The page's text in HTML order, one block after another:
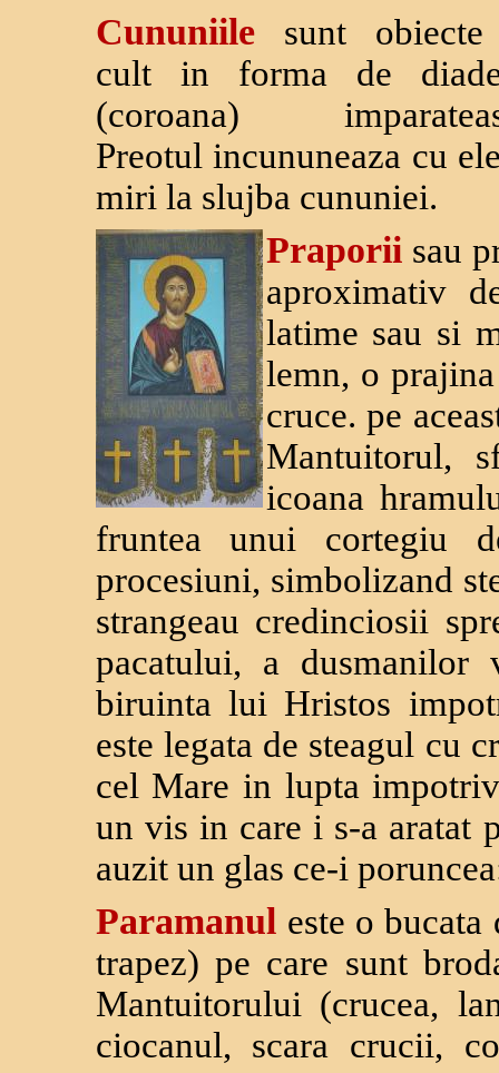
Cununiile sunt
cult in forma de
(coroana)
Preotul incununeaza cu
miri la slujba cununiei.
Praporii sau
aproximativ
latime sau si
lemn, o
cruce. pe
Mantuitorul,
icoana
fruntea unui cortegiu
procesiuni, simbolizand
strangeau credinciosii
pacatului, a dusmanilor
biruinta lui Hristos
este legata de steagul cu
cel Mare in lupta
un vis in care i s-a aratat
auzit un glas ce-i
Paramanul este o
trapez) pe care sunt
Mantuitorului (crucea,
ciocanul, scara crucii,